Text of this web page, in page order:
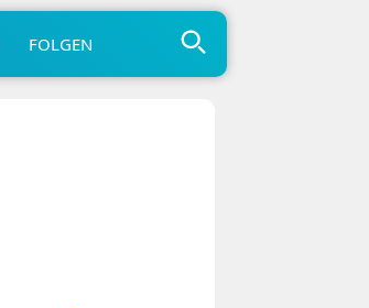
FOLGEN